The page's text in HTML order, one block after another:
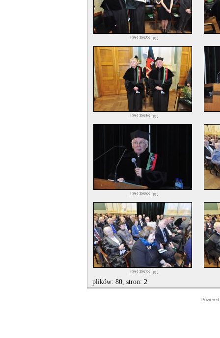
_DSC0623.jpg
_DSC0636.jpg
_DSC0653.jpg
_DSC0673.jpg
plików: 80, stron: 2